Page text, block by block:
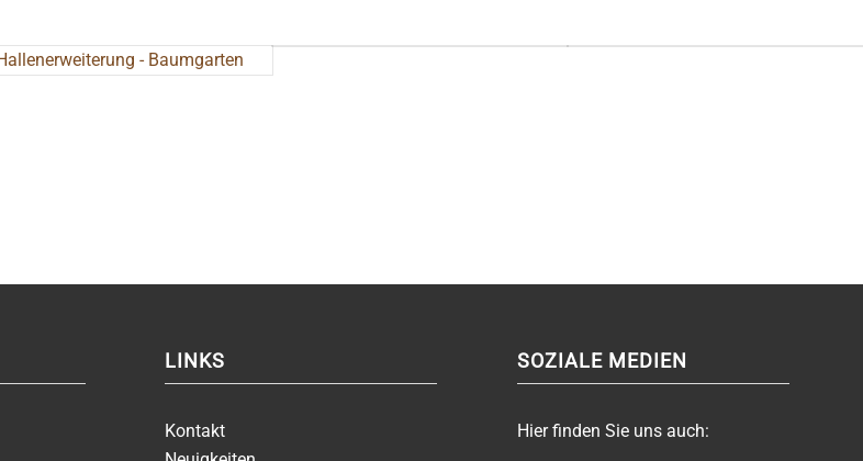
LINKS
Kontakt
SOZIALE MEDIEN
Hier finden Sie uns auch: